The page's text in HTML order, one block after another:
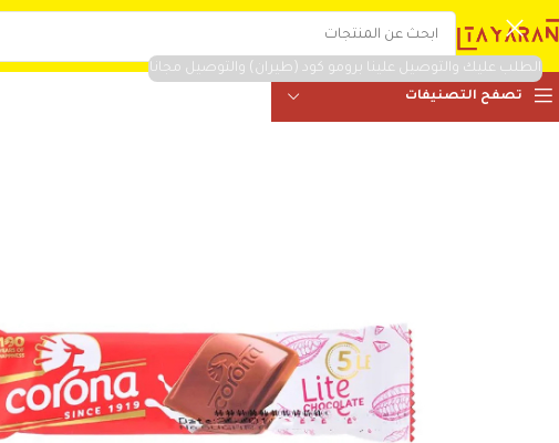
الطلب عليك والتوصيل علينا برومو كود (طيران) والتوصيل مجانا
تصفح التصنيفات